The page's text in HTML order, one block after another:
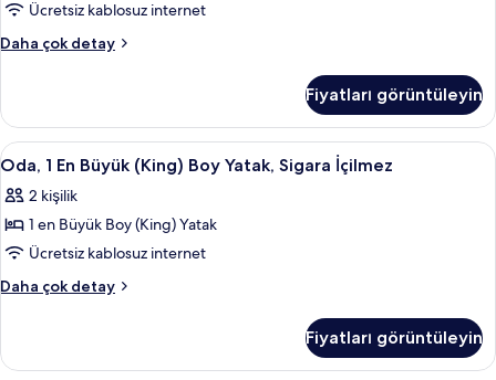
görün
Sigara
İçilmez
hakkında
detay
(King)
Boy
İçilmez
için
tüm
fotoğrafları
görün
Ücretsiz kablosuz internet
Daha çok detay
Oda,
(King)
Boy
Yatak,
İçilmez
hakkında
daha
fazla
detay
Fiyatları görüntüleyin
Oda,
1
En
Büyük
(King)
Boy
İçilmez
Oda, 1 En Büyük (King) Boy Yatak,
4
Oda, 1 En Büyük (King) Boy Yatak, Sigara İçilmez
2 kişilik
1 en Büyük Boy (King) Yatak
Ücretsiz kablosuz internet
Daha çok detay
Oda,
(King)
Fiyatları görüntüleyin